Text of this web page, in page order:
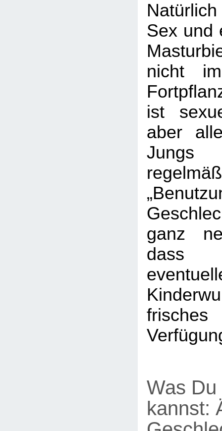
Sex und
nicht
ist
aber
ganz
dass
Was
kannst: